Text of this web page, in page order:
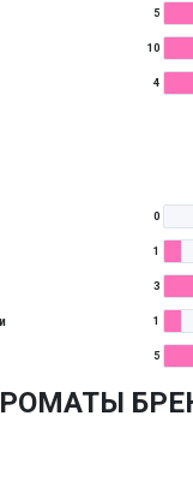
5
10
4
0
1
3
1
5